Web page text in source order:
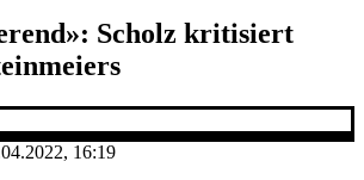
Scholz kritisiert
16:19